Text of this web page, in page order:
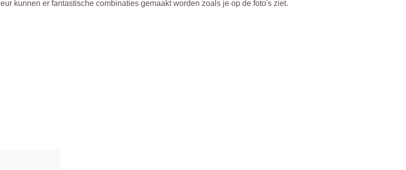
kunnen er fantastische combinaties gemaakt worden zoals je op de foto's ziet.